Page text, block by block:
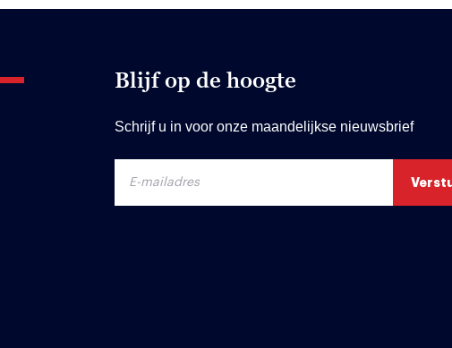
Blijf op de hoogte
Schrijf u in voor onze maandelijkse nieuwsbrief